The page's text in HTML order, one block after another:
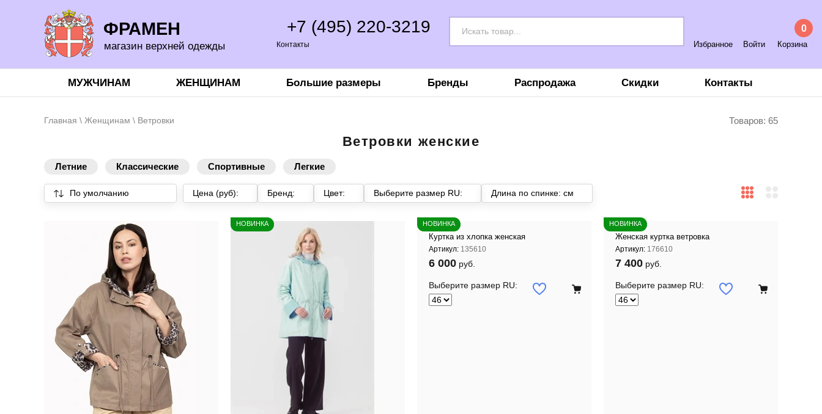
ФРАМЕН
магазин верхней одежды
+7 (495) 220-3219
Контакты Избранное Войти
0
Корзина
МУЖЧИНАМ ЖЕНЩИНАМ Большие размеры Бренды Распродажа Скидки Контакты
Главная \ Женщинам \ Ветровки
Ветровки женские
Товаров: 65
Летние Классические Спортивные Легкие
По умолчанию Цена (руб): Бренд: Цвет: Выберите размер RU: Длина по спинке: см
НОВИНКА НОВИНКА
Куртка из хлопка женская
Артикул: 135610
6 000 руб.
Выберите размер RU:
НОВИНКА
Женская куртка ветровка
Артикул: 176610
7 400 руб.
Выберите размер RU:
Добавить в корзину